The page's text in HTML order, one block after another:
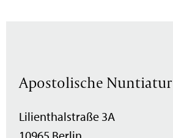
Apostolische Nuntiatur
Lilienthalstraße 3A